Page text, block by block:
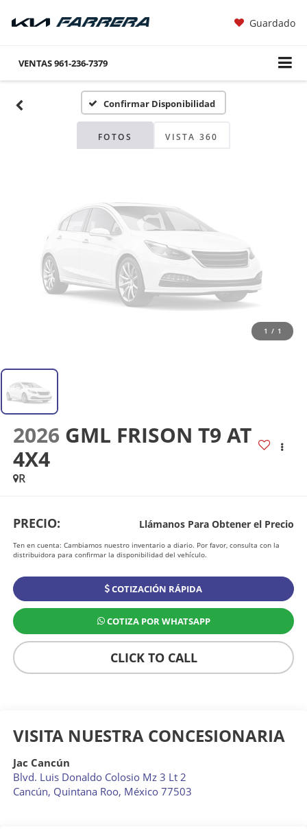
Guardado
VENTAS961-236-7379
Confirmar Disponibilidad
FOTOS VISTA 360
Fotos No
Disponibles
Por favor, revise luego
1 / 1
2026 GML FRISON T9 AT
4X4
R
PRECIO: Llámanos Para Obtener el Precio
Ten en cuenta: Cambiamos nuestro inventario a diario. Por favor, consulta con la
distribuidora para confirmar la disponibilidad del vehículo.
COTIZACIÓN RÁPIDA
COTIZA POR WHATSAPP
CLICK TO CALL
VISITA NUESTRA CONCESIONARIA
Jac Cancún
Blvd. Luis Donaldo Colosio Mz 3 Lt 2
Cancún, Quintana Roo, México 77503